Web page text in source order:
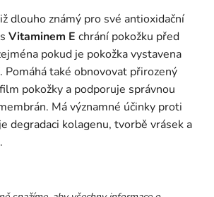
dlouho známý pro své antioxidační
Vitaminem E chrání pokožku před
pokud je pokožka vystavena
Pomáhá také obnovovat přirozený
pokožky a podporuje správnou
Má významné účinky proti
degradaci kolagenu, tvorbě vrásek a